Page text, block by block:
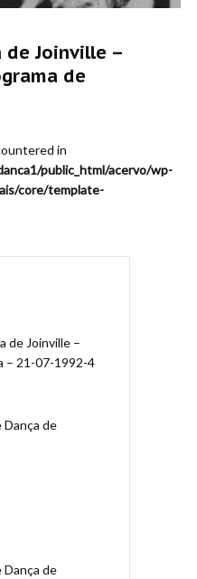
de Joinville –
de
in
public_html/acervo/wp-
core/template-
de Joinville –
– 21-07-1992-4
de
de